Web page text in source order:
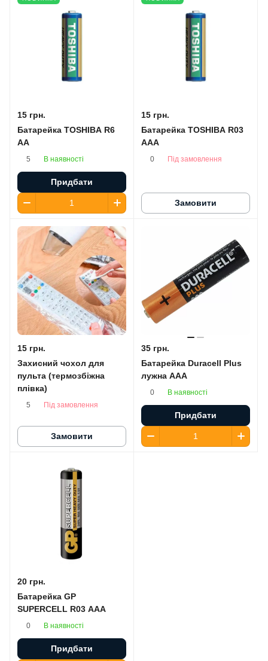
15 грн.
Батарейка TOSHIBA R6
AA
5 В наявності
Придбати
15 грн.
Батарейка TOSHIBA R03
AAA
0 Під замовлення
Замовити
15 грн.
Захисний чохол для
пульта (термозбіжна
плівка)
5 Під замовлення
Замовити
35 грн.
Батарейка Duracell Plus
лужна AАA
0 В наявності
Придбати
20 грн.
Батарейка GP
SUPERCELL R03 AAA
0 В наявності
Придбати